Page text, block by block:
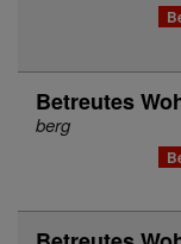
Betreutes
berg